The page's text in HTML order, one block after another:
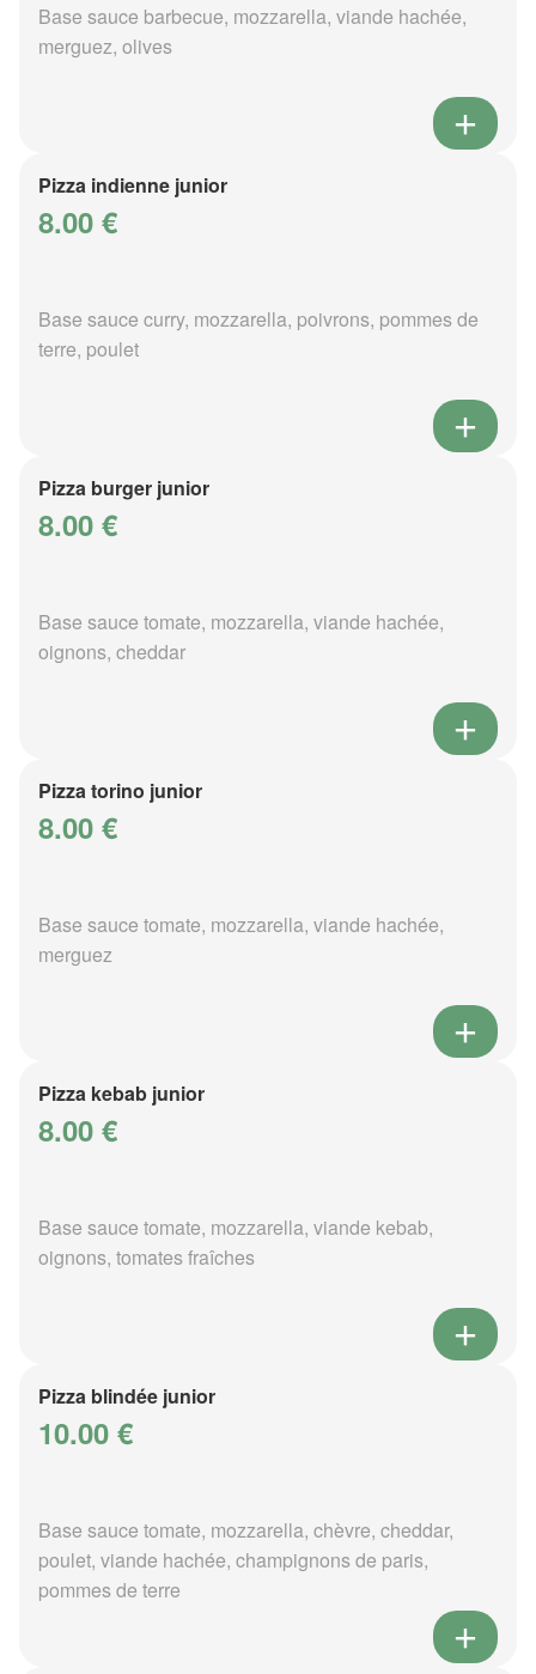
Base sauce barbecue, mozzarella, viande hachée,
merguez, olives
Pizza indienne junior
8.00 €
Base sauce curry, mozzarella, poivrons, pommes de
terre, poulet
Pizza burger junior
8.00 €
Base sauce tomate, mozzarella, viande hachée,
oignons, cheddar
Pizza torino junior
8.00 €
Base sauce tomate, mozzarella, viande hachée,
merguez
Pizza kebab junior
8.00 €
Base sauce tomate, mozzarella, viande kebab,
oignons, tomates fraîches
Pizza blindée junior
10.00 €
Base sauce tomate, mozzarella, chèvre, cheddar,
poulet, viande hachée, champignons de paris,
pommes de terre